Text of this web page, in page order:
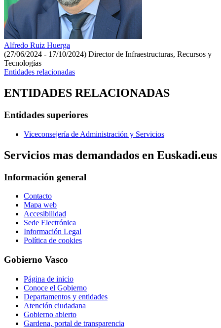
Alfredo Ruiz Huerga
(27/06/2024 - 17/10/2024) Director de Infraestructuras, Recursos y
Tecnologías
Entidades relacionadas
ENTIDADES RELACIONADAS
Entidades superiores
Viceconsejería de Administración y Servicios
Servicios mas demandados en Euskadi.eus
Información general
Contacto
Mapa web
Accesibilidad
Sede Electrónica
Información Legal
Política de cookies
Gobierno Vasco
Página de inicio
Conoce el Gobierno
Departamentos y entidades
Atención ciudadana
Gobierno abierto
Gardena, portal de transparencia